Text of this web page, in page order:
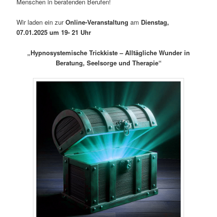
Wir laden ein zurOnline-Veranstaltung am Dienstag,
07.01.2025 um 19- 21 Uhr
„Hypnosystemische Trickkiste – Alltägliche Wunder in
Beratung, Seelsorge und Therapie“